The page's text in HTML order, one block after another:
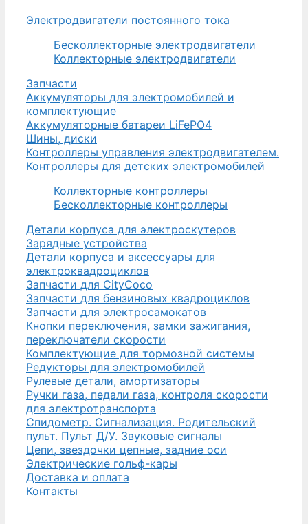
Электродвигатели постоянного тока
Бесколлекторные электродвигатели
Коллекторные электродвигатели
Запчасти
Аккумуляторы для электромобилей и
комплектующие
Аккумуляторные батареи LiFePO4
Шины, диски
Контроллеры управления электродвигателем.
Контроллеры для детских электромобилей
Коллекторные контроллеры
Бесколлекторные контроллеры
Детали корпуса для электроскутеров
Зарядные устройства
Детали корпуса и аксессуары для
электроквадроциклов
Запчасти для CityCoco
Запчасти для бензиновых квадроциклов
Запчасти для электросамокатов
Кнопки переключения, замки зажигания,
переключатели скорости
Комплектующие для тормозной системы
Редукторы для электромобилей
Рулевые детали, амортизаторы
Ручки газа, педали газа, контроля скорости
для электротранспорта
Спидометр. Сигнализация. Родительский
пульт. Пульт Д/У. Звуковые сигналы
Цепи, звездочки цепные, задние оси
Электрические гольф-кары
Доставка и оплата
Контакты